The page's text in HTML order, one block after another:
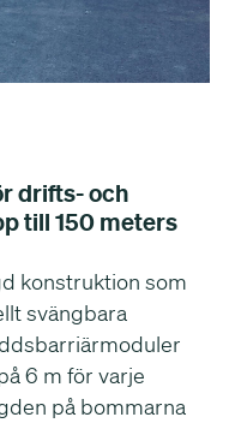
drifts- och
till 150 meters
konstruktion som
svängbara
6 m för varje
på bommarna